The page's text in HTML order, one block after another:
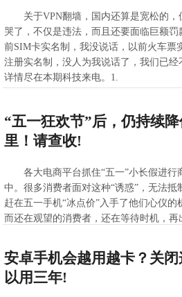
关于VPN翻墙，国内还算是宽松的
哭了，不仅是违法，而且还要面临巨额
前SIM卡实名制，我没说话，以前火车票
注册实名制，没人为我说话了，我们已
详情尽在本期科技来电。1.
“五一狂欢节”后，仍持续
里！请查收!
各大电商平台抓住“五一”小长假进行
中。很多消费者面对这种“诱惑”，无法
赶在五一手机“冰点价”入手了他们心仪
而还在观望的消费者，还在等待时机，再
安卓手机会越用越卡？关
以用三年!